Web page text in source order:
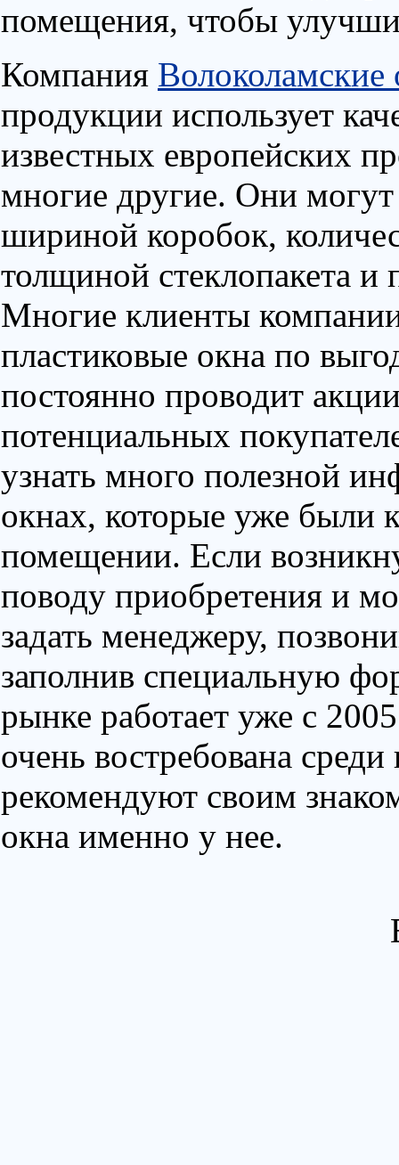
помещения, чтобы
Компания Волоколамские
продукции использует
известных европейских
многие другие. Они могут
шириной коробок,
толщиной стеклопакета и
Многие клиенты
пластиковые окна по
постоянно проводит
потенциальных
узнать много полезной
окнах, которые уже были
помещении. Если
поводу приобретения и
задать менеджеру,
заполнив специальную
рынке работает уже с
очень востребована
рекомендуют своим
окна именно у нее.